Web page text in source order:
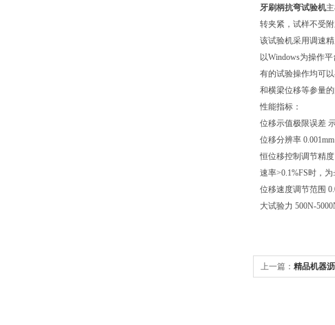
牙刷柄抗弯试验机
转夹紧，试样不受
该试验机采用调速
以Windows为操作
有的试验操作均可
和横梁位移等参量
性能指标：
位移示值极限误差
位移分辨率 0.001mm
恒位移控制调节精度
速率>0.1%FS时，为
位移速度调节范围
大试验力 500N-
上一篇： 精品机器